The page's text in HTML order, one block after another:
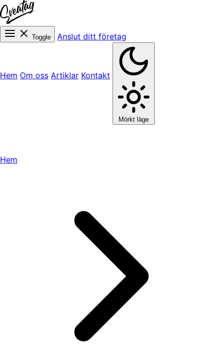
Toggle Anslut ditt företag
Hem Om oss Artiklar Kontakt
Mörkt läge
Hem